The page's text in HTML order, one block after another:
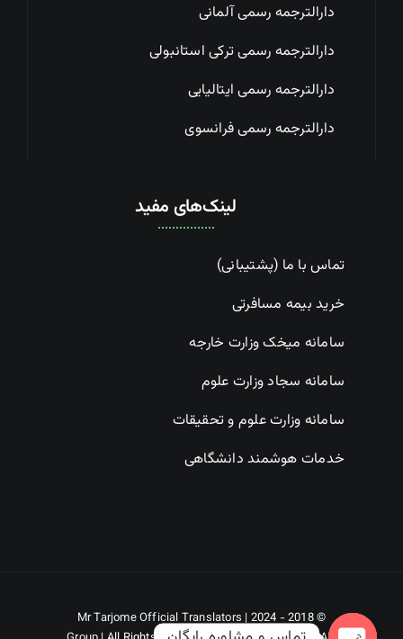
دارالترجمه رسمی آلمانی
دارالترجمه رسمی ترکی استانبولی
دارالترجمه رسمی ایتالیایی
دارالترجمه رسمی فرانسوی
لینک‌های مفید
تماس با ما (پشتیبانی)
خرید بیمه مسافرتی
سامانه میخک وزارت خارجه
سامانه سجاد وزارت علوم
سامانه وزارت علوم و تحقیقات
خدمات هوشمند دانشگاهی
© 2018 - 2024 |
Mr Tarjome Official Translators